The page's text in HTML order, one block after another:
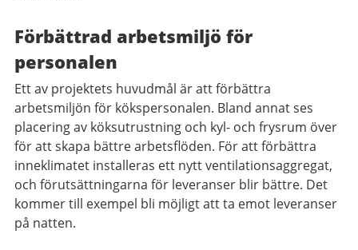
Förbättrad arbetsmiljö för
personalen
Ett av projektets huvudmål är att förbättra
arbetsmiljön för kökspersonalen. Bland annat ses
placering av köksutrustning och kyl- och frysrum över
för att skapa bättre arbetsflöden. För att förbättra
inneklimatet installeras ett nytt ventilationsaggregat,
och förutsättningarna för leveranser blir bättre. Det
kommer till exempel bli möjligt att ta emot leveranser
på natten.